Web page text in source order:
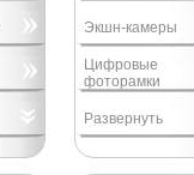
Экшн-камеры
Цифровые
фоторамки
Развернуть